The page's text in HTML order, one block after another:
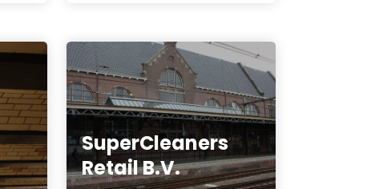
SuperCleaners
Retail B.V.